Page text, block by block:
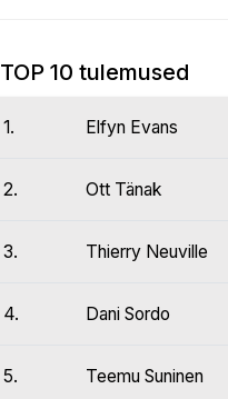
TOP 10 tulemused
1. Elfyn Evans
2. Ott Tänak
3. Thierry Neuville
4. Dani Sordo
5. Teemu Suninen